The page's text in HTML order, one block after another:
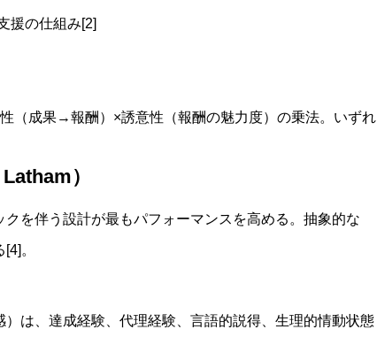
援の仕組み[2]
（成果→報酬）×誘意性（報酬の魅力度）の乗法。いずれ
）
を伴う設計が最もパフォーマンスを高める。抽象的な
。
）は、達成経験、代理経験、言語的説得、生理的情動状態